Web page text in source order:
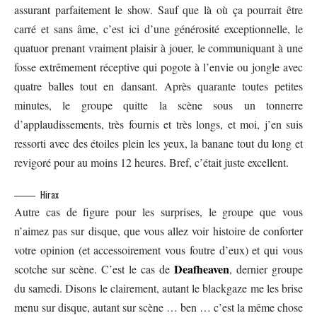
assurant parfaitement le show. Sauf que là où ça pourrait être
carré et sans âme, c’est ici d’une générosité exceptionnelle, le
quatuor prenant vraiment plaisir à jouer, le communiquant à une
fosse extrêmement réceptive qui pogote à l’envie ou jongle avec
quatre balles tout en dansant. Après quarante toutes petites
minutes, le groupe quitte la scène sous un tonnerre
d’applaudissements, très fournis et très longs, et moi, j’en suis
ressorti avec des étoiles plein les yeux, la banane tout du long et
revigoré pour au moins 12 heures. Bref, c’était juste excellent.
Hirax
Autre cas de figure pour les surprises, le groupe que vous
n’aimez pas sur disque, que vous allez voir histoire de conforter
votre opinion (et accessoirement vous foutre d’eux) et qui vous
scotche sur scène. C’est le cas de Deafheaven, dernier groupe
du samedi. Disons le clairement, autant le blackgaze me les brise
menu sur disque, autant sur scène … ben … c’est la même chose